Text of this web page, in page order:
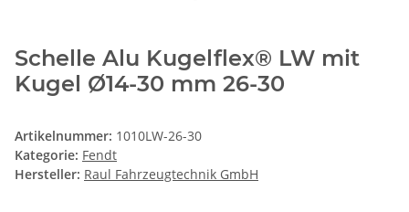
Schelle Alu Kugelflex® LW mit
Kugel Ø14-30 mm 26-30
Artikelnummer: 1010LW-26-30
Kategorie: Fendt
Hersteller: Raul Fahrzeugtechnik GmbH